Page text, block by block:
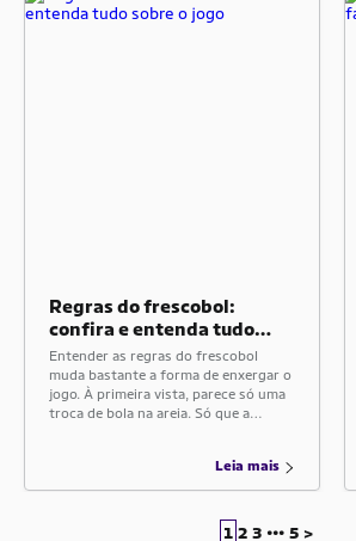
Regras do frescobol:
confira e entenda tudo
sobre o jogo
Entender as regras do frescobol
muda bastante a forma de enxergar o
jogo. À primeira vista, parece só uma
troca de bola na areia. Só que a
continuidade, o que faz o frescobol
ser diferente de outros esportes com
Leia mais
1 2 3 ••• 5 >